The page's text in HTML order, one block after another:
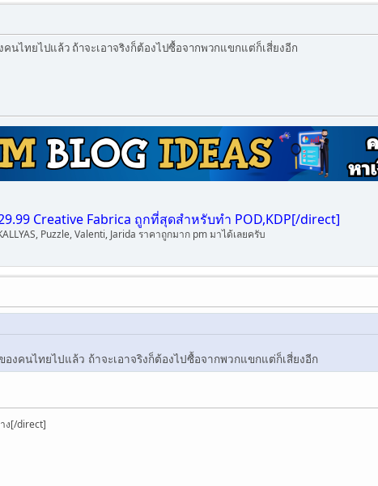
ไทยไปแล้ว ถ้าจะเอาจริงก็ต้องไปซื้อจากพวกแขกแต่ก็เสี่ยงอีก
Creative Fabrica ถูกที่สุดสำหรับทำ POD,KDP[/direct]
Puzzle, Valenti, Jarida ราคาถูกมาก pm มาได้เลยครับ
งคนไทยไปแล้ว ถ้าจะเอาจริงก็ต้องไปซื้อจากพวกแขกแต่ก็เสี่ยงอีก
ง[/direct]